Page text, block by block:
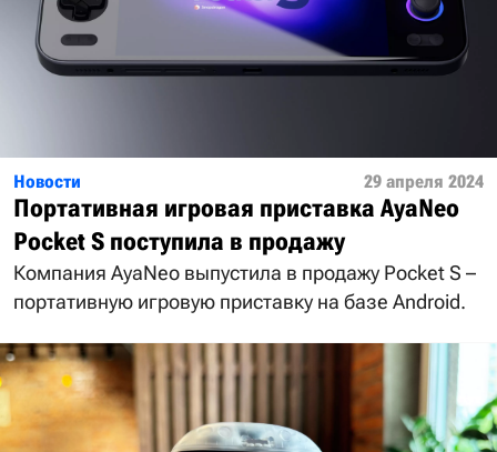
Новости 29 апреля 2024
Портативная игровая приставка AyaNeo
Pocket S поступила в продажу
Компания AyaNeo выпустила в продажу Pocket S –
портативную игровую приставку на базе Android.